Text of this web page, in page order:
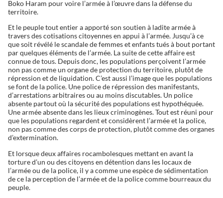
Boko Haram pour voire l’armée à l’œuvre dans la défense du
territoire.
Et le peuple tout entier a apporté son soutien à ladite armée à
travers des cotisations citoyennes en appui à l’armée. Jusqu’à ce
que soit révélé le scandale de femmes et enfants tués à bout portant
par quelques éléments de l’armée. La suite de cette affaire est
connue de tous. Depuis donc, les populations perçoivent l’armée
non pas comme un organe de protection du territoire, plutôt de
répression et de liquidation. C’est aussi l’image que les populations
se font de la police. Une police de répression des manifestants,
d’arrestations arbitraires ou au moins discutables. Un police
absente partout où la sécurité des populations est hypothéquée.
Une armée absente dans les lieux criminogènes. Tout est réuni pour
que les populations regardent et considèrent l’armée et la police,
non pas comme des corps de protection, plutôt comme des organes
d’extermination.
Et lorsque deux affaires rocambolesques mettant en avant la
torture d’un ou des citoyens en détention dans les locaux de
l’armée ou de la police, il y a comme une espèce de sédimentation
de ce la perception de l’armée et de la police comme bourreaux du
peuple.